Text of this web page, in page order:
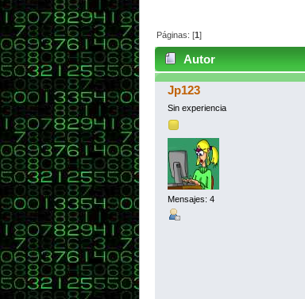
Páginas: [1]
Autor
Jp123
Sin experiencia
Mensajes: 4